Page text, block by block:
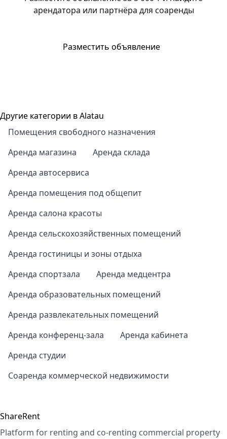
арендатора или партнёра для соаренды
Разместить объявление
Другие категории в Alatau
Помещения свободного назначения
Аренда магазина
Аренда склада
Аренда автосервиса
Аренда помещения под общепит
Аренда салона красоты
Аренда сельскохозяйственных помещений
Аренда гостиницы и зоны отдыха
Аренда спортзала
Аренда медцентра
Аренда образовательных помещений
Аренда развлекательных помещений
Аренда конференц-зала
Аренда кабинета
Аренда студии
Соаренда коммерческой недвижимости
ShareRent
Platform for renting and co-renting commercial property